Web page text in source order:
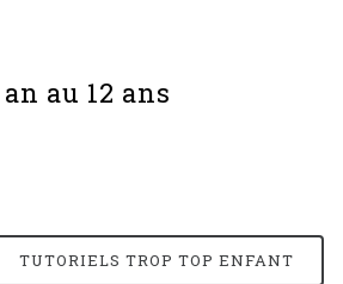
au 12 ans
TUTORIELS TROP TOP ENFANT